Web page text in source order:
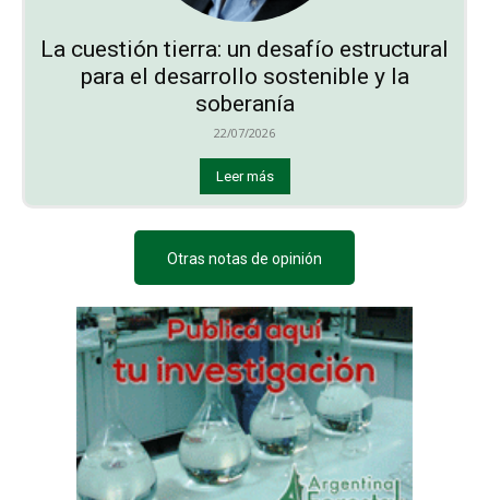
La cuestión tierra: un desafío estructural
para el desarrollo sostenible y la
soberanía
22/07/2026
Leer más
Otras notas de opinión